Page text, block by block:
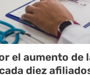
el aumento de
diez